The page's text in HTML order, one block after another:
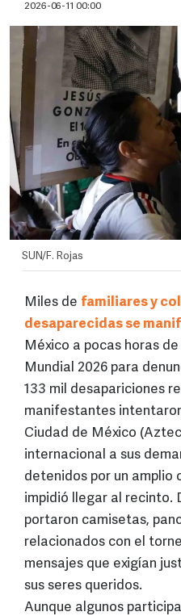
2026-06-11 00:00
SUN/F. Rojas
Miles de familiares y
desaparecidas se
México a pocas horas
Mundial 2026 para
133 mil desapariciones
manifestantes
Ciudad de México
internacional a sus
detenidos por un amplio
impidió llegar al recinto.
portaron camisetas,
relacionados con el
mensajes que exigían
sus seres queridos.
Aunque algunos